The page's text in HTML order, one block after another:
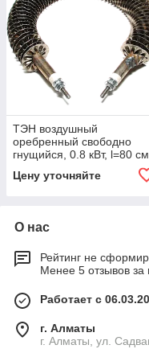
ТЭН воздушный
оребренный свободно
гнущийся, 0.8 кВт, l=80
d=6/7.4мм, нержавеющая
сталь
Цену уточняйте
О нас
Рейтинг не
Менее 5 отзывов за
Работает с
г. Алматы
г. Алматы, ул.